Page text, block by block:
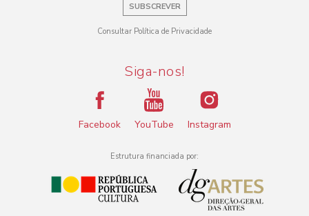
SUBSCREVER
Consultar Política de Privacidade
Siga-nos!
Facebook YouTube Instagram
Estrutura financiada por: